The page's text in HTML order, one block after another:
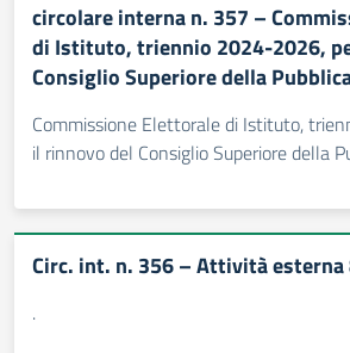
circolare interna n. 357 –
di Istituto, triennio 2024-2026,
Consiglio Superiore della
Commissione Elettorale di Istituto,
il rinnovo del Consiglio Superiore della
Circ. int. n. 356 – Attività esterna
.